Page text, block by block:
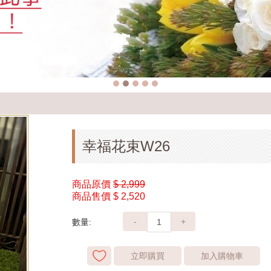
幸福花束W26
商品原價 $ 2,999
商品售價 $ 2,520
數量: - +
立即購買 加入購物車